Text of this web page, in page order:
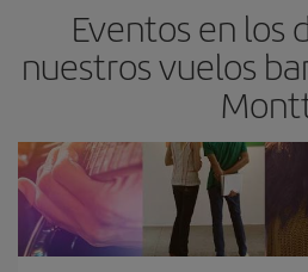
Eventos en los
nuestros vuelos